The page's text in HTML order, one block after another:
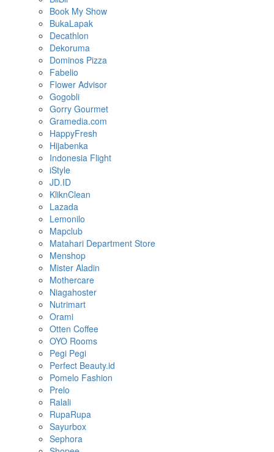
Book My Show
BukaLapak
Decathlon
Dekoruma
Dominos Pizza
Fabelio
Flower Advisor
Gogobli
Gorry Gourmet
Gramedia.com
HappyFresh
Hijabenka
Indonesia Flight
iStyle
JD.ID
KliknClean
Lazada
Lemonilo
Mapclub
Matahari Department Store
Menshop
Mister Aladin
Mothercare
Niagahoster
Nutrimart
Orami
Otten Coffee
OYO Rooms
Pegi Pegi
Perfect Beauty.id
Pomelo Fashion
Prelo
Ralali
RupaRupa
Sayurbox
Sephora